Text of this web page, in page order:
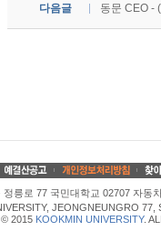
다음글 동문 CEO -
정릉로 77 국민대학교 02707 자동
JEONGNEUNGRO
2015 KOOKMIN UNIVERSITY.